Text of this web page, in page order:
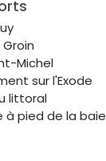
Michel
sur l'Exode
littoral
à pied de la baie